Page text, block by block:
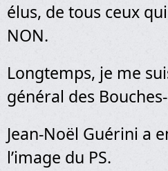
élus, de tous ceux
NON.
Longtemps, je me
général des
Jean-Noël Guérini a
l’image du PS.